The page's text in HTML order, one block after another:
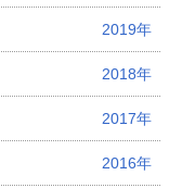
2019年
2018年
2017年
2016年